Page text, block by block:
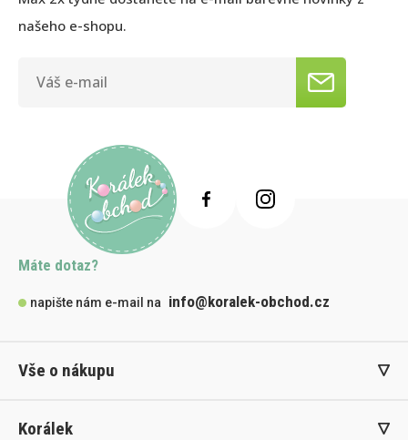
našeho e-shopu.
Máte dotaz?
napište nám e-mail na info@koralek-obchod.cz
Vše o nákupu
Korálek